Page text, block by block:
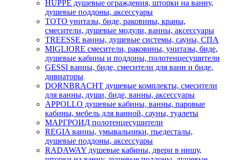
HUPPE душевые ограждения, шторки на ванну,
душевые поддоны, аксессуары
TOTO унитазы, биде, раковины, краны,
смесители, душевые модули, ванны, аксессуары
TREESSE ванны, душевые системы, сауны, СПА
MIGLIORE смесители, раковины, унитазы, биде,
душевые кабины и поддоны, полотенцесушители
GESSI ванны, биде, смесители для ванн и биде,
дивиаторы
DORNBRACHT душевые комплекты, смесители
для ванны, души, биде, ванны, аксессуары
APPOLLO душевые кабины, ванны, паровые
кабины, мебель для ванной, сауны, туалеты
МАРГРОИД полотенцесушители
REGIA ванны, умывальники, пьедесталы,
душевые поддоны, аксессуары
RADAWAY душевые кабины, двери в нишу,